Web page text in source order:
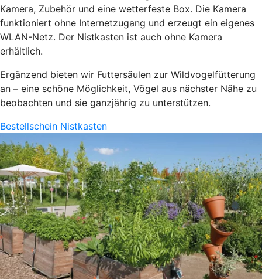
Kamera, Zubehör und eine wetterfeste Box. Die Kamera
funktioniert ohne Internetzugang und erzeugt ein eigenes
WLAN-Netz. Der Nistkasten ist auch ohne Kamera
erhältlich.
Ergänzend bieten wir Futtersäulen zur Wildvogelfütterung
an – eine schöne Möglichkeit, Vögel aus nächster Nähe zu
beobachten und sie ganzjährig zu unterstützen.
Bestellschein Nistkasten